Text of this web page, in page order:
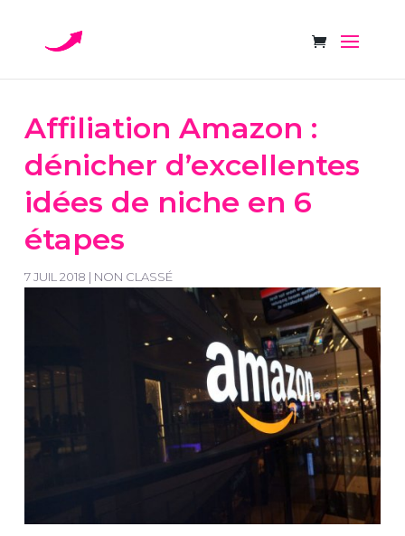
Affiliation Amazon :
dénicher d’excellentes
idées de niche en 6
étapes
7 JUIL 2018 | NON CLASSÉ